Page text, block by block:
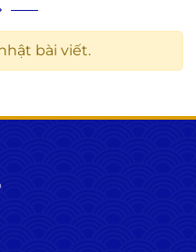
bài viết.